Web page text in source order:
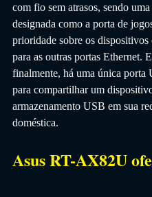
com fio sem atrasos, sendo uma
designada como a porta de
prioridade sobre os dispositivos
para as outras portas Ethernet.
finalmente, há uma única porta
para compartilhar um
armazenamento USB em sua
doméstica.
Asus RT-AX82U